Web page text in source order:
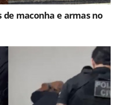
de maconha e armas no